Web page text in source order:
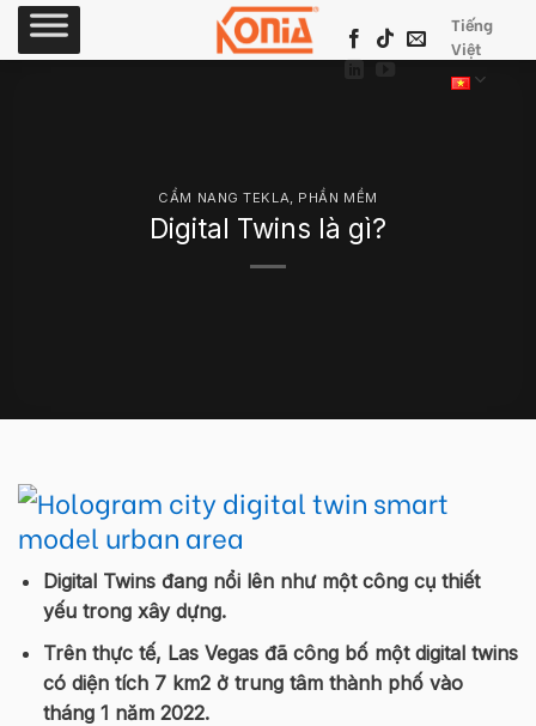
Skip
Tiếng
Việt
CẨM NANG TEKLA PHẦN MỀM
Digital Twins là gì?
Digital Twins đang nổi lên như một công cụ thiết
yếu trong xây dựng.
Trên thực tế, Las Vegas đã công bố một digital twins
có diện tích 7 km2 ở trung tâm thành phố vào
tháng 1 năm 2022.